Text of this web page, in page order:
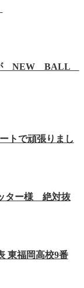
が NEW BALL
トで頑張りまし
ター様 絶対抜
東福岡高校9番